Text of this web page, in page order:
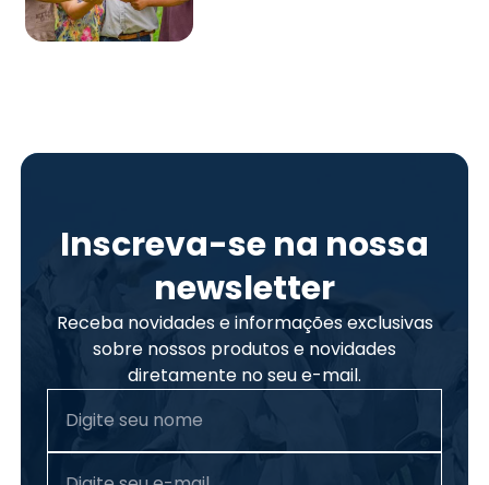
Inscreva-se na nossa
newsletter
Receba novidades e informações exclusivas
sobre nossos produtos e novidades
diretamente no seu e-mail.